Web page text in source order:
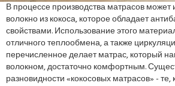
В процессе производства матрасов может
волокно из кокоса, которое обладает
свойствами. Использование этого
отличного теплообмена, а также
перечисленное делает матрас, который
волокном, достаточно комфортным.
разновидности «кокосовых матрасов» -